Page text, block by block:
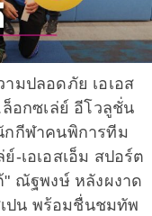
มปลอดภัย เอเอส
อกซเล่ย์ อีโวลูชั่น
กกีฬาคนพิการทีม
-เอเอสเอ็ม สปอร์ต
" ณัฐพงษ์ หลังผงาด
ปน พร้อมชื่นชมทัพ